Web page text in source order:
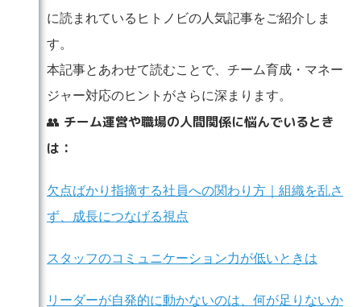
に読まれているヒトノビの人気記事をご紹介しま
す。
本記事とあわせて読むことで、チーム育成・マネー
ジャー対応のヒントがさらに深まります。
👥 チーム運営や職場の人間関係に悩んでいるとき
は：
欠点ばかり指摘する社員への関わり方｜組織を乱さ
ず、成長につなげる視点
スタッフのコミュニケーション力が低いときは
リーダーが自発的に動かないのは、何が足りないか